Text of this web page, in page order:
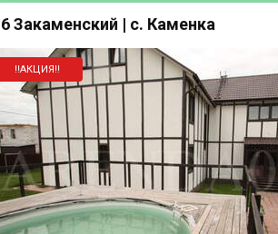
6 Закаменский | с. Каменка
‼️АКЦИЯ‼️